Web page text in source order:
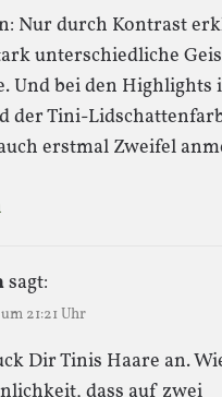
Nur durch Kontrast
unterschiedliche
Und bei den Highlights
der Tini-
erstmal Zweifel
sagt:
21:21 Uhr
Dir Tinis Haare an.